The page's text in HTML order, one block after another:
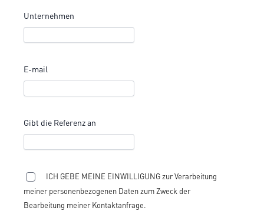
Unternehmen
E-mail
Gibt die Referenz an
ICH GEBE MEINE EINWILLIGUNG zur Verarbeitung
meiner personenbezogenen Daten zum Zweck der
Bearbeitung meiner Kontaktanfrage.